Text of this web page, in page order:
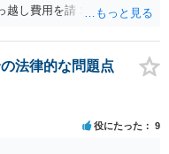
越し費用を請 求できるよう
法律的な問題点
役にたった 9